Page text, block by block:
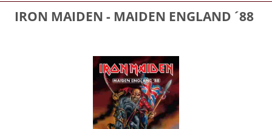
IRON MAIDEN - MAIDEN ENGLAND ´88